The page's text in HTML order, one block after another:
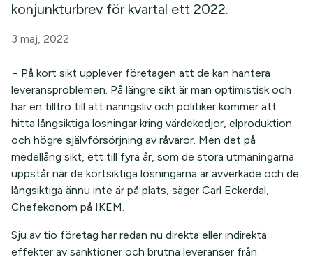
konjunkturbrev för kvartal ett 2022.
3 maj, 2022
− På kort sikt upplever företagen att de kan hantera
leveransproblemen. På längre sikt är man optimistisk och
har en tilltro till att näringsliv och politiker kommer att
hitta långsiktiga lösningar kring värdekedjor, elproduktion
och högre självförsörjning av råvaror. Men det på
medellång sikt, ett till fyra år, som de stora utmaningarna
uppstår när de kortsiktiga lösningarna är avverkade och de
långsiktiga ännu inte är på plats, säger Carl Eckerdal,
Chefekonom på IKEM.
Sju av tio företag har redan nu direkta eller indirekta
effekter av sanktioner och brutna leveranser från